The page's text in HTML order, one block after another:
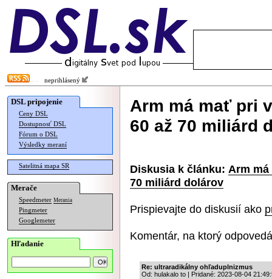
neprihlásený
DSL pripojenie
Ceny DSL
Dostupnosť DSL
Fórum o DSL
Výsledky meraní
Satelitná mapa SR
Merače
Speedmeter Merania
Pingmeter
Googlemeter
Hľadanie
Arm má mať pri
60 až 70 miliárd
Diskusia k článku: Arm
70 miliárd dolárov
Prispievajte do diskusií ako
Komentár, na ktorý
Re: ultraradikálny ohľaduplnizmus
Od: hulakalo to | Pridané: 2023-08-04